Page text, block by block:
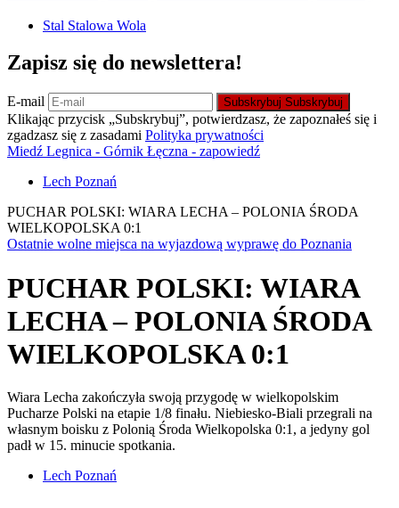
Stal Stalowa Wola
Zapisz się do newslettera!
E-mail Subskrybuj Subskrybuj
Klikając przycisk „Subskrybuj”, potwierdzasz, że zapoznałeś się i
zgadzasz się z zasadami Polityka prywatności
Miedź Legnica - Górnik Łęczna - zapowiedź
Lech Poznań
PUCHAR POLSKI: WIARA LECHA – POLONIA ŚRODA
WIELKOPOLSKA 0:1
Ostatnie wolne miejsca na wyjazdową wyprawę do Poznania
PUCHAR POLSKI: WIARA
LECHA – POLONIA ŚRODA
WIELKOPOLSKA 0:1
Wiara Lecha zakończyła swoją przygodę w wielkopolskim
Pucharze Polski na etapie 1/8 finału. Niebiesko-Biali przegrali na
własnym boisku z Polonią Środa Wielkopolska 0:1, a jedyny gol
padł w 15. minucie spotkania.
Lech Poznań